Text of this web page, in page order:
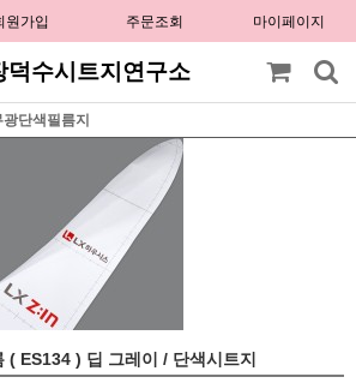
원가입 주문조회 마이페이지
덕수시트지연구소
광단색필름지
ES134 ) 딥 그레이 / 단색시트지